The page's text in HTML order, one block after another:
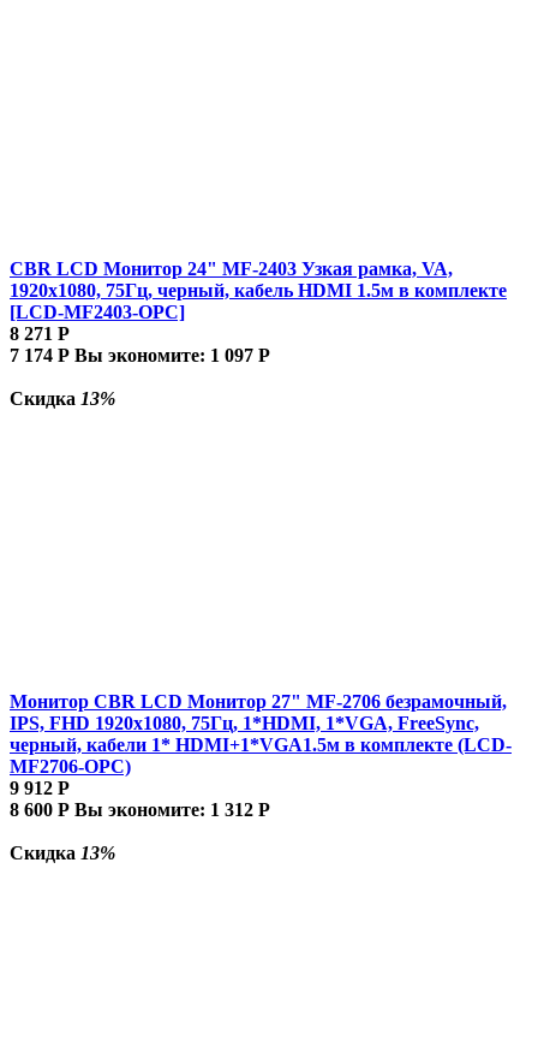
CBR LCD Монитор 24" MF-2403 Узкая рамка, VA,
1920x1080, 75Гц, черный, кабель HDMI 1.5м в комплекте
[LCD-MF2403-OPC]
8 271 Р
7 174 Р Вы экономите: 1 097 Р
Скидка 13%
Монитор CBR LCD Монитор 27" MF-2706 безрамочный,
IPS, FHD 1920x1080, 75Гц, 1*HDMI, 1*VGA, FreeSync,
черный, кабели 1* HDMI+1*VGA1.5м в комплекте (LCD-
MF2706-OPC)
9 912 Р
8 600 Р Вы экономите: 1 312 Р
Скидка 13%